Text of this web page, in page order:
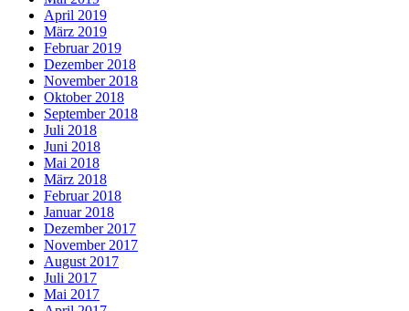
April 2019
März 2019
Februar 2019
Dezember 2018
November 2018
Oktober 2018
September 2018
Juli 2018
Juni 2018
Mai 2018
März 2018
Februar 2018
Januar 2018
Dezember 2017
November 2017
August 2017
Juli 2017
Mai 2017